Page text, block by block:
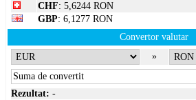
CHF: 5,6244 RON
GBP: 6,1277 RON
Convertor valutar
»
Rezultat: -